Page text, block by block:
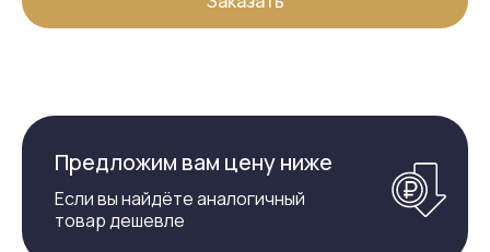
Предложим вам цену ниже
Если вы найдёте аналогичный
товар дешевле